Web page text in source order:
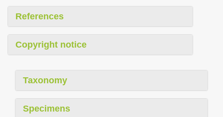
References
Copyright notice
Taxonomy
Specimens